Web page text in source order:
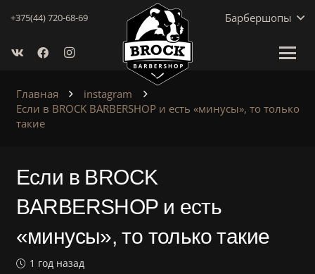
+375(44) 720-68-69 Барбершопы
Главная
instagram
Если в BROCK BARBERSHOP и есть «минусы», то только
такие
Если в BROCK
BARBERSHOP и есть
«минусы», то только такие
1 год назад